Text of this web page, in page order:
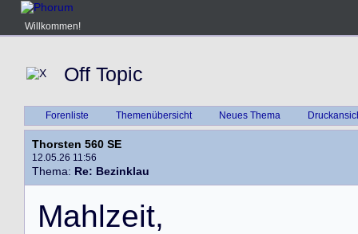
Willkommen!
Off Topic
Forenliste Themenübersicht Neues Thema
Thorsten 560 SE
12.05.26 11:56
Thema: Re: Bezinklau
Mahlzeit,